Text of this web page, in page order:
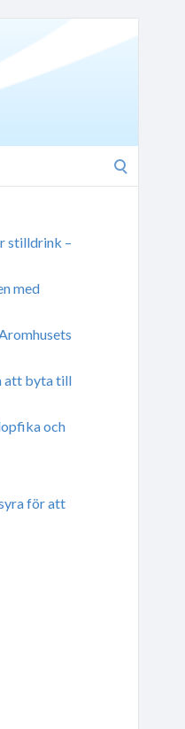
stilldrink –
med
att byta till
och
för att